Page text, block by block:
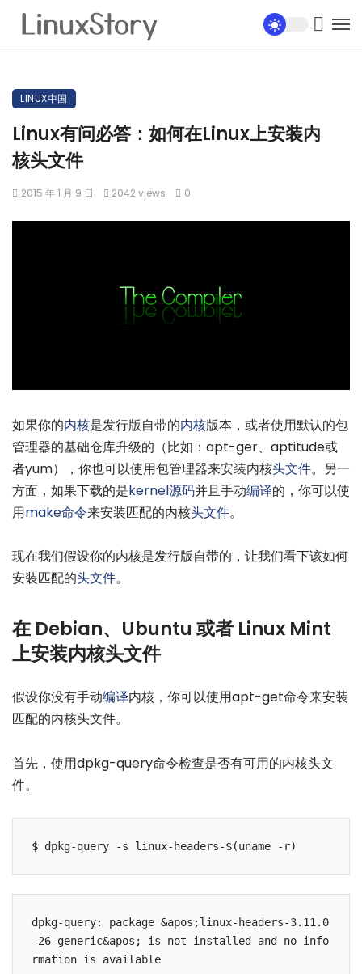
LINUX中国
Linux有问必答：如何在Linux上安装内
核头文件
2015 年 1 月 9 日 2042 views 0
如果你的内核是发行版自带的内核版本，或者使用默认的包
管理器的基础仓库升级的（比如：apt-ger、aptitude或
者yum），你也可以使用包管理器来安装内核头文件。另一
方面，如果下载的是kernel源码并且手动编译的，你可以使
用make命令来安装匹配的内核头文件。
现在我们假设你的内核是发行版自带的，让我们看下该如何
安装匹配的头文件。
在 Debian、Ubuntu 或者 Linux Mint
上安装内核头文件
假设你没有手动编译内核，你可以使用apt-get命令来安装
匹配的内核头文件。
首先，使用dpkg-query命令检查是否有可用的内核头文
件。
dpkg-query: package &apos;linux-headers-3.11.0
-26-generic&apos; is not installed and no info